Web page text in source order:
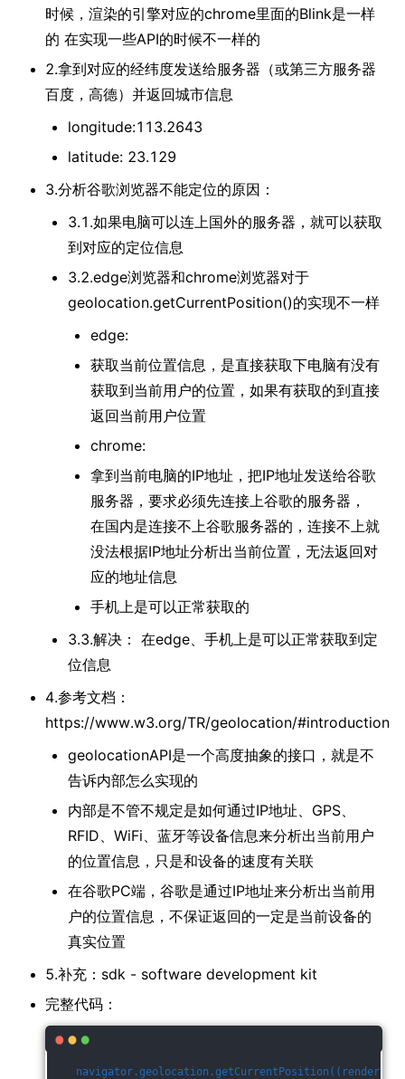
时候，渲染的引擎对应的chrome里面的Blink是一样
的 在实现一些API的时候不一样的
2.拿到对应的经纬度发送给服务器（或第三方服务器
百度，高德）并返回城市信息
longitude:113.2643
latitude: 23.129
3.分析谷歌浏览器不能定位的原因：
3.1.如果电脑可以连上国外的服务器，就可以获取
到对应的定位信息
3.2.edge浏览器和chrome浏览器对于
geolocation.getCurrentPosition()的实现不一样
edge:
获取当前位置信息，是直接获取下电脑有没有
获取到当前用户的位置，如果有获取的到直接
返回当前用户位置
chrome:
拿到当前电脑的IP地址，把IP地址发送给谷歌
服务器，要求必须先连接上谷歌的服务器，
在国内是连接不上谷歌服务器的，连接不上就
没法根据IP地址分析出当前位置，无法返回对
应的地址信息
手机上是可以正常获取的
3.3.解决： 在edge、手机上是可以正常获取到定
位信息
4.参考文档：
https://www.w3.org/TR/geolocation/#introduction
geolocationAPI是一个高度抽象的接口，就是不
告诉内部怎么实现的
内部是不管不规定是如何通过IP地址、GPS、
RFID、WiFi、蓝牙等设备信息来分析出当前用户
的位置信息，只是和设备的速度有关联
在谷歌PC端，谷歌是通过IP地址来分析出当前用
户的位置信息，不保证返回的一定是当前设备的
真实位置
5.补充：sdk - software development kit
完整代码：
navigator.geolocation.getCurrentPosition( (